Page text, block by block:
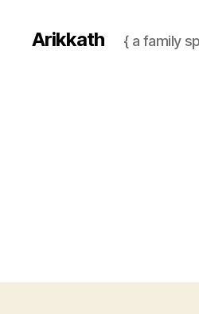
Arikkath { a family